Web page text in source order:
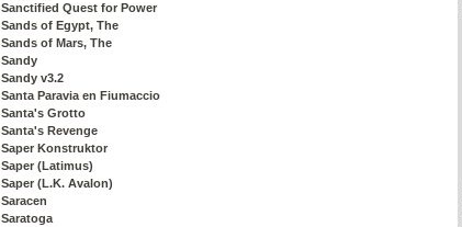
Sanctified Quest for Power
Sands of Egypt, The
Sands of Mars, The
Sandy
Sandy v3.2
Santa Paravia en Fiumaccio
Santa's Grotto
Santa's Revenge
Saper Konstruktor
Saper (Latimus)
Saper (L.K. Avalon)
Saracen
Saratoga